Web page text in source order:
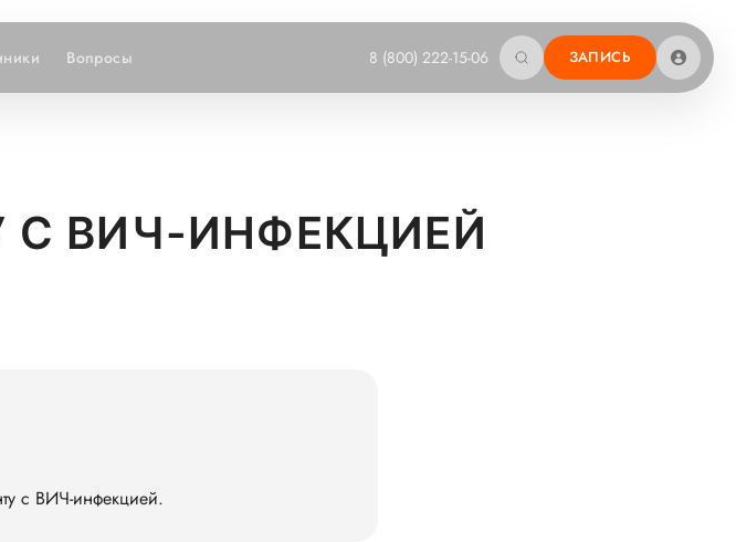
Вопросы 8 (800) 222-15-06 ЗАПИСЬ
ВИЧ-ИНФЕКЦИЕЙ
с ВИЧ-инфекцией.